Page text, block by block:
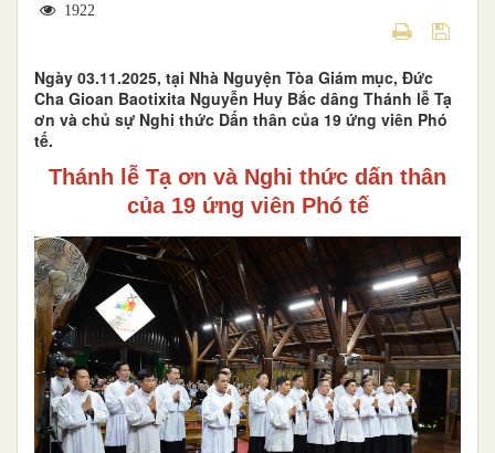
1922
Ngày 03.11.2025, tại Nhà Nguyện Tòa Giám mục, Đức
Cha Gioan Baotixita Nguyễn Huy Bắc dâng Thánh lễ Tạ
ơn và chủ sự Nghi thức Dấn thân của 19 ứng viên Phó
tế.
Thánh lễ Tạ ơn và Nghi thức dấn thân
của 19 ứng viên Phó tế